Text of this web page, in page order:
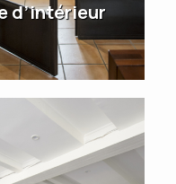
d’intérieur